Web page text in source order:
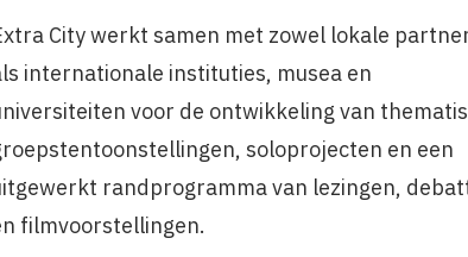
City werkt samen met zowel lokale
internationale instituties, musea en
voor de ontwikkeling van
soloprojecten en een
randprogramma van lezingen,
filmvoorstellingen.